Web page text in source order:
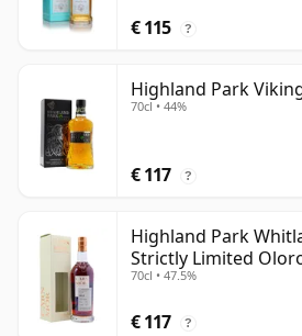
€ 115 ?
Highland Park
70cl • 44%
€ 117 ?
Highland Park
Strictly Limited
jaar oud
70cl • 47.5%
€ 117 ?